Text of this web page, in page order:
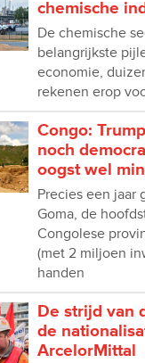
chemische
De chemische
belangrijkste
economie,
rekenen erop
Congo:
noch
oogst wel
Precies een jaar
Goma, de
Congolese
(met 2 miljoen
handen
De strijd van
de
ArcelorMittal